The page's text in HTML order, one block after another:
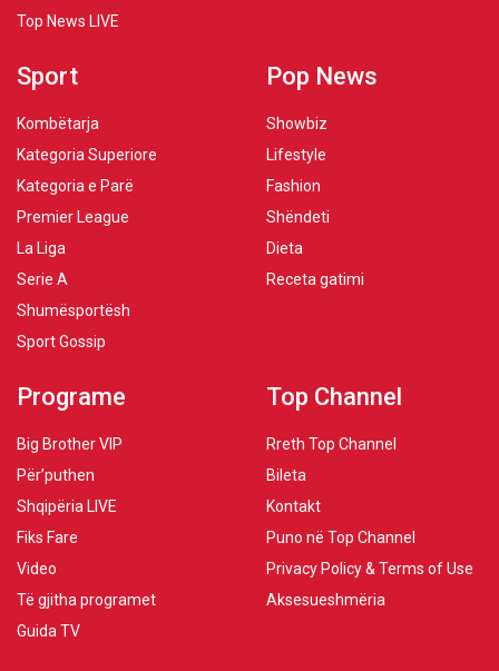
Top News LIVE
Sport
Kombëtarja
Kategoria Superiore
Kategoria e Parë
Premier League
La Liga
Serie A
Shumësportësh
Sport Gossip
Pop News
Showbiz
Lifestyle
Fashion
Shëndeti
Dieta
Receta gatimi
Programe
Big Brother VIP
Për’puthen
Shqipëria LIVE
Fiks Fare
Video
Të gjitha programet
Guida TV
Top Channel
Rreth Top Channel
Bileta
Kontakt
Puno në Top Channel
Privacy Policy & Terms of Use
Aksesueshmëria